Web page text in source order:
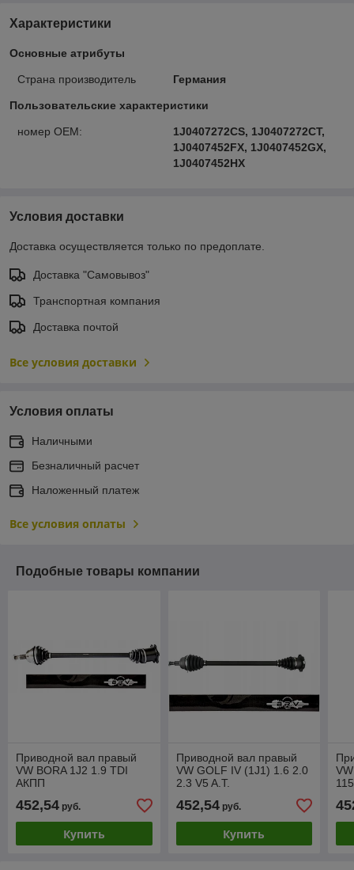
Характеристики
Основные атрибуты
Страна производитель Германия
Пользовательские характеристики
номер OEM:
1J0407272CS, 1J0407272CT,
1J0407452FX, 1J0407452GX,
1J0407452HX
Условия доставки
Доставка осуществляется только по предоплате.
Доставка "Самовывоз"
Транспортная компания
Доставка почтой
Все условия доставки
Условия оплаты
Наличными
Безналичный расчет
Наложенный платеж
Все условия оплаты
Подобные товары компании
Приводной вал правый
VW BORA 1J2 1.9 TDI
АКПП
452,54 руб.
Купить
Приводной вал правый
VW GOLF IV (1J1) 1.6 2.0
2.3 V5 A.T.
452,54руб.
Купить